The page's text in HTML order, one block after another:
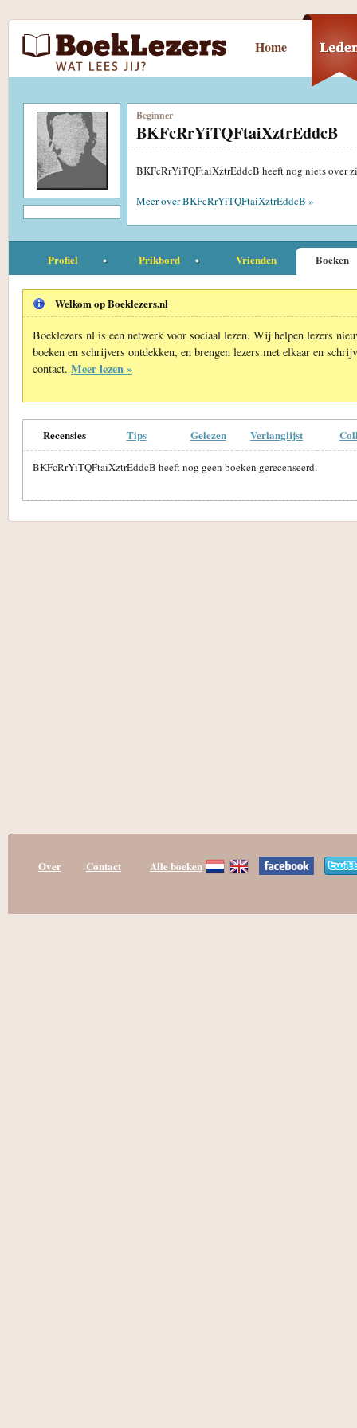
Home
Beginner
BKFcRrYiTQFtaiXztrEddcB
BKFcRrYiTQFtaiXztrEddcB heeft nog niets over
Meer over BKFcRrYiTQFtaiXztrEddcB »
Profiel Prikbord Vrienden Boeken
Welkom op Boeklezers.nl
Boeklezers.nl is een netwerk voor sociaal lezen. Wij helpen lezers
boeken en schrijvers ontdekken, en brengen lezers met elkaar en
contact. Meer lezen »
Recensies Tips Gelezen Verlanglijst
BKFcRrYiTQFtaiXztrEddcB heeft nog geen boeken gerecenseerd.
Over Contact Alle boeken